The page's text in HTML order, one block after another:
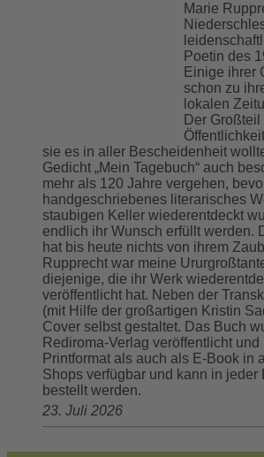
Marie
Poetin des
Einige ihrer
schon zu
lokalen
Der
sie es in aller Bescheidenheit
Gedicht „Mein Tagebuch“ auch
mehr als 120 Jahre vergehen,
handgeschriebenes literarisches
staubigen Keller wiederentdeckt
endlich ihr Wunsch erfüllt werden.
hat bis heute nichts von ihrem
Rupprecht war meine
diejenige, die ihr Werk
veröffentlicht hat. Neben der
(mit Hilfe der großartigen Kristin
Cover selbst gestaltet. Das Buch
Rediroma-Verlag veröffentlicht
Printformat als auch als E-Book in
Shops verfügbar und kann in jeder
bestellt werden.
23. Juli 2026